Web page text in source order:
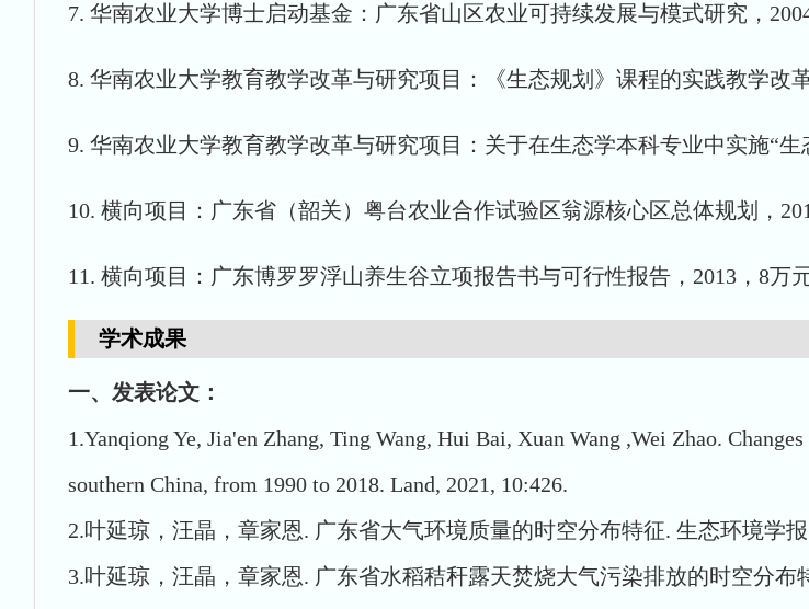
7. 华南农业大学博士启动基金：广东省山区农业可持续发展与模式研究，
8. 华南农业大学教育教学改革与研究项目：《生态规划》课程的实践教学改
9. 华南农业大学教育教学改革与研究项目：关于在生态学本科专业中实施“生
10. 横向项目：广东省（韶关）粤台农业合作试验区翁源核心区总体规划，
11. 横向项目：广东博罗罗浮山养生谷立项报告书与可行性报告，2013，8万
学术成果
一、发表论文：
1.Yanqiong Ye, Jia'en Zhang, Ting Wang, Hui Bai, Xuan Wang ,Wei Zhao.
southern China, from 1990 to 2018. Land, 2021, 10:426.
2.叶延琼，汪晶，章家恩. 广东省大气环境质量的时空分布特征. 生态环境学报
3.叶延琼，汪晶，章家恩. 广东省水稻秸秆露天焚烧大气污染排放的时空分布